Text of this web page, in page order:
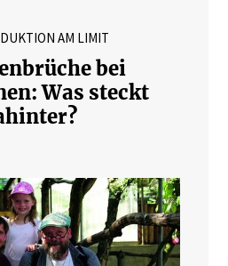
AM LIMIT
bei
Was steckt